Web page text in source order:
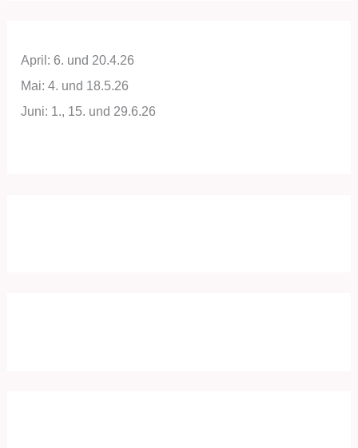
April: 6. und 20.4.26
Mai: 4. und 18.5.26
Juni: 1., 15. und 29.6.26